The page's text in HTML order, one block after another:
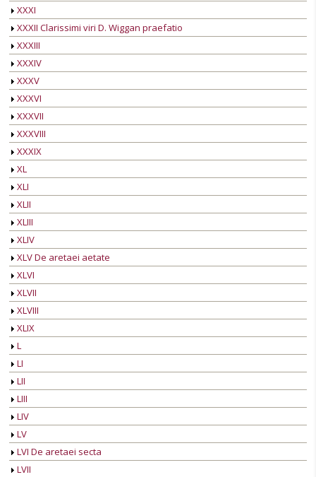
XXXI
XXXII Clarissimi viri D. Wiggan praefatio
XXXIII
XXXIV
XXXV
XXXVI
XXXVII
XXXVIII
XXXIX
XL
XLI
XLII
XLIII
XLIV
XLV De aretaei aetate
XLVI
XLVII
XLVIII
XLIX
L
LI
LII
LIII
LIV
LV
LVI De aretaei secta
LVII